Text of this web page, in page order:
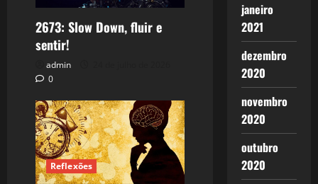
2673: Slow Down, fluir e
sentir!
admin
0
Reflexões
janeiro
2021
dezembro
2020
novembro
2020
outubro
2020